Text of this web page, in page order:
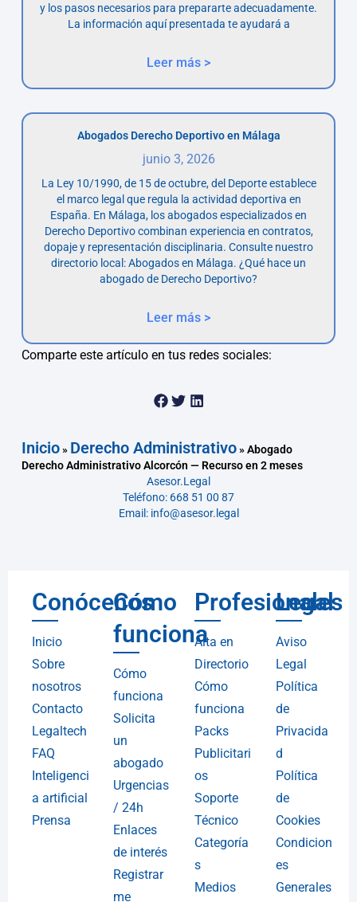
y los pasos necesarios para prepararte adecuadamente.
La información aquí presentada te ayudará a
Leer más >
Abogados Derecho Deportivo en Málaga
junio 3, 2026
La Ley 10/1990, de 15 de octubre, del Deporte establece
el marco legal que regula la actividad deportiva en
España. En Málaga, los abogados especializados en
Derecho Deportivo combinan experiencia en contratos,
dopaje y representación disciplinaria. Consulte nuestro
directorio local: Abogados en Málaga. ¿Qué hace un
abogado de Derecho Deportivo?
Leer más >
Comparte este artículo en tus redes sociales:
Inicio» Derecho Administrativo»Abogado
Derecho Administrativo Alcorcón — Recurso en 2 meses
Asesor.Legal
Teléfono: 668 51 00 87
Email: info@asesor.legal
Conócenos
Inicio
Sobre
nosotros
Contacto
Legaltech
FAQ
Inteligenci
a artificial
Prensa
Cómo
funciona
Cómo
funciona
Solicita
un
abogado
Urgencias
/ 24h
Enlaces
de interés
Registrar
me
Profesionales
Alta en
Directorio
Cómo
funciona
Packs
Publicitari
os
Soporte
Técnico
Categoría
s
Medios
Legal
Aviso
Legal
Política
de
Privacida
d
Política
de
Cookies
Condicion
es
Generales